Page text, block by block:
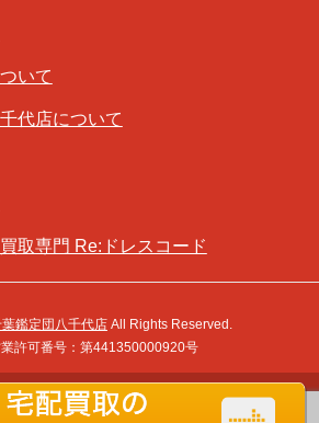
いて
代店について
取専門 Re:ドレスコード
鑑定団八千代店 All Rights Reserved.
許可番号：第441350000920号